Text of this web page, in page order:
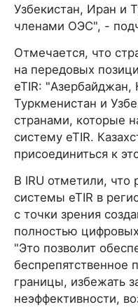
Узбекистан, Иран и
членами ОЭС", -
Отмечается, что
на передовых
eTIR: "Азербайджан,
Туркменистан и
странами, которые
систему eTIR.
присоединиться к
В IRU отметили,
системы eTIR в
с точки зрения
полностью
"Это позволит
беспрепятственное
границы, избежать
неэффективности,